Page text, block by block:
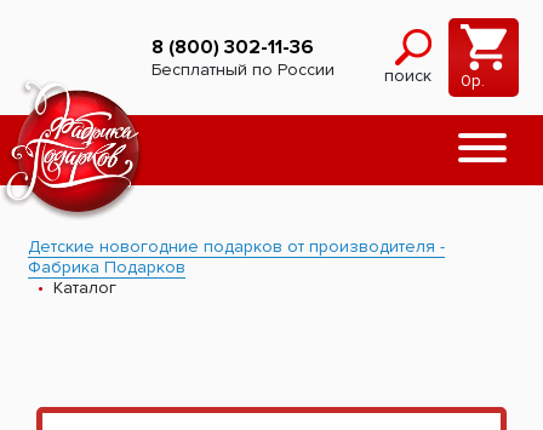
8 (800) 302-11-36
Бесплатный по России поиск 0р.
Детские новогодние подарков от производителя -
Фабрика Подарков
Каталог